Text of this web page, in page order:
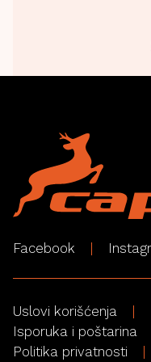
Facebook
Uslovi korišćenja
Isporuka i poštarina
Politika privatnosti